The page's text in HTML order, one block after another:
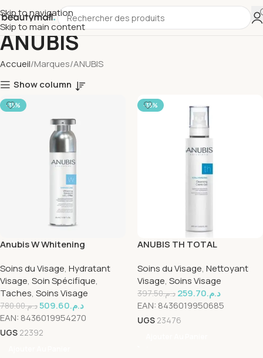
Skip to navigation
Skip to main content
ANUBIS
Accueil Marques ANUBIS
Show column
-35%
Anubis W Whitening
Soins du Visage, Hydratant
Visage, Soin Spécifique,
Taches, Soins Visage
د.م.780.00 د.م.509.60
EAN: 8436019954270
UGS 22392
-35%
ANUBIS TH TOTAL
NETTOYANT 250 ML
Soins du Visage, Nettoyant
Visage, Soins Visage
د.م.397.50 د.م.259.70
EAN: 8436019950685
UGS 23476